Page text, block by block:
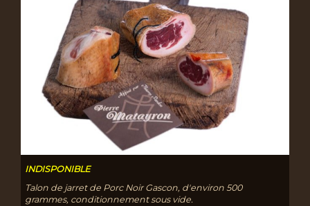
INDISPONIBLE
Talon de jarret de Porc Noir Gascon, d'environ 500
grammes, conditionnement sous vide.